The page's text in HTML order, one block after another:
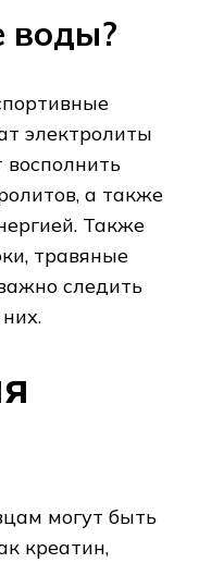
воды?
электролиты
а также
Также
травяные
следить
могут быть
креатин,